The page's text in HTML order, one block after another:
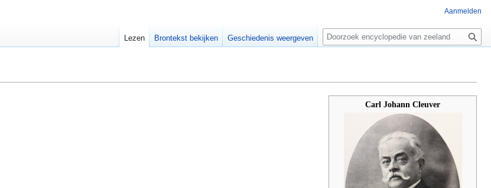
Carl Johann Cleuver
Aanmelden
Lezen Brontekst bekijken Geschiedenis weergeven
Z
e